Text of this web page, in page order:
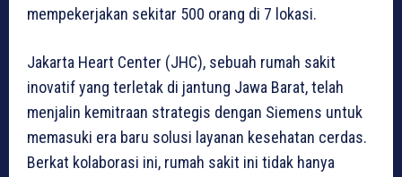
mempekerjakan sekitar 500 orang di 7 lokasi.
Jakarta Heart Center (JHC), sebuah rumah sakit
inovatif yang terletak di jantung Jawa Barat, telah
menjalin kemitraan strategis dengan Siemens untuk
memasuki era baru solusi layanan kesehatan cerdas.
Berkat kolaborasi ini, rumah sakit ini tidak hanya